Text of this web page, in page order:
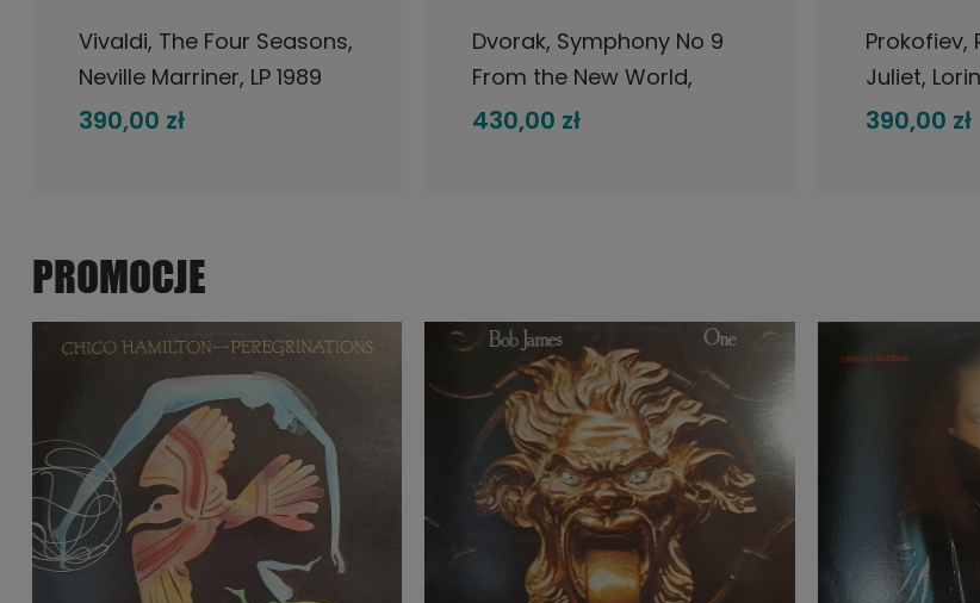
Vivaldi, The Four Seasons,
Neville Marriner, LP 1989
Japan, London,The Super
390,00 zł
Dvorak, Symphony No 9
From the New World,
Istvan Kertesz, LP 1990
430,00 zł
Prokofiev,
Juliet,
1995
390,00 zł
PROMOCJE